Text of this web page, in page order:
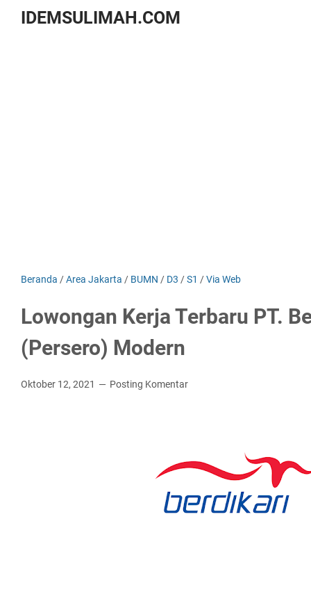
IDEMSULIMAH.COM
Beranda /Area Jakarta / BUMN / D3 /S1 /Via Web
Lowongan Kerja Terbaru PT.
(Persero) Modern
Oktober 12, 2021 Posting Komentar